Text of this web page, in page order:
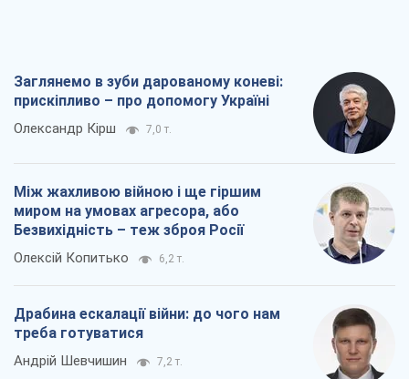
Заглянемо в зуби дарованому коневі:
прискіпливо – про допомогу Україні
Олександр Кірш 7,0 т.
Між жахливою війною і ще гіршим
миром на умовах агресора, або
Безвихідність – теж зброя Росії
Олексій Копитько 6,2 т.
Драбина ескалації війни: до чого нам
треба готуватися
Андрій Шевчишин 7,2 т.